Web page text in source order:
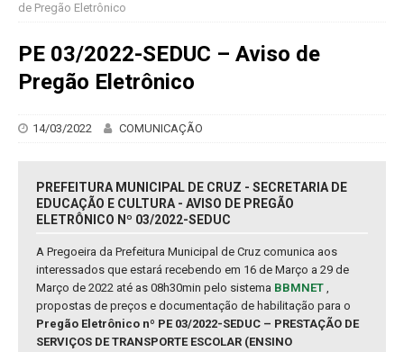
de Pregão Eletrônico
PE 03/2022-SEDUC – Aviso de
Pregão Eletrônico
14/03/2022 COMUNICAÇÃO
PREFEITURA MUNICIPAL DE CRUZ - SECRETARIA DE
EDUCAÇÃO E CULTURA - AVISO DE PREGÃO
ELETRÔNICO Nº 03/2022-SEDUC
A Pregoeira da Prefeitura Municipal de Cruz comunica aos
interessados que estará recebendo em 16 de Março a 29 de
Março de 2022 até as 08h30min pelo sistema BBMNET ,
propostas de preços e documentação de habilitação para o
Pregão Eletrônico nº PE 03/2022-SEDUC – PRESTAÇÃO DE
SERVIÇOS DE TRANSPORTE ESCOLAR (ENSINO